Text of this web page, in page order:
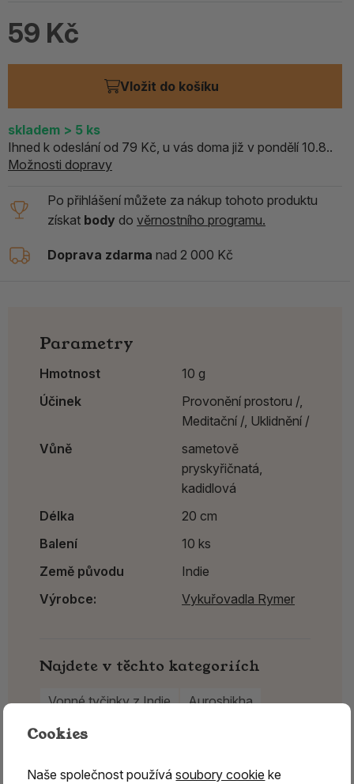
59 Kč
Vložit do košíku
skladem > 5 ks
Ihned k odeslání od 79 Kč, u vás doma již v pondělí 10.8..
Možnosti dopravy
Po přihlášení můžete za nákup tohoto produktu
získat body do věrnostního programu.
Doprava zdarma nad 2 000 Kč
Parametry
Hmotnost
10 g
Účinek
Provonění prostoru /,
Meditační /, Uklidnění /
Vůně
sametově
pryskyřičnatá,
kadidlová
Délka
20 cm
Balení
10 ks
Země původu
Indie
Výrobce:
Vykuřovadla Rymer
Najdete v těchto kategoriích
Vonné tyčinky z Indie
Auroshikha
Vykuřovadla Rymer
Cookies
Naše společnost používásoubory cookie ke